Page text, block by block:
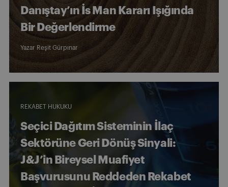
Danıştay’ın İs Man Kararı Işığında
Bir Değerlendirme
Yazar Reşit Gürpınar
REKABET HUKUKU
Seçici Dağıtım Sisteminin İlaç
Sektörüne Geri Dönüş Sinyali:
J&J’in Bireysel Muafiyet
Başvurusunu Reddeden Rekabet